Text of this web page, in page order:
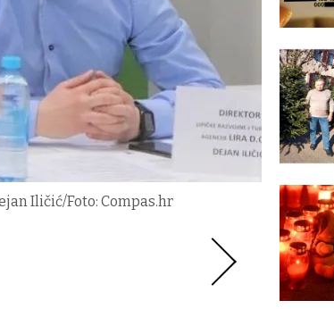
Iličić/Foto: Compas.hr